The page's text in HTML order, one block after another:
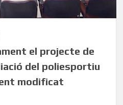
el projecte de
del poliesportiu
modificat